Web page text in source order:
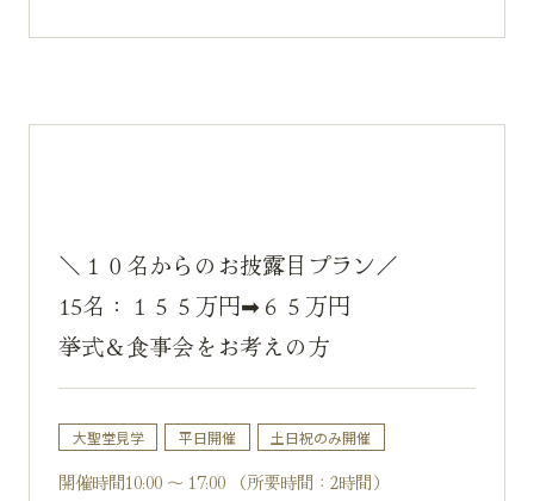
＼１０名からのお披露目プラン／
15名：１５５万円➡６５万円
挙式＆食事会をお考えの方
大聖堂見学 平日開催 土日祝のみ開催
開催時間10:00 ～ 17:00 （所要時間：2時間）